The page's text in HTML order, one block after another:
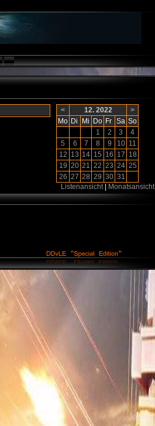
>
< 12. 2022
>
Mo Di Mi Do Fr Sa So
1
2 3
4
5
6 7 8 9 10 11
12 13 14 15 16 17 18
19 20 21 22 23 24 25
26 27 28 29 30 31
Listenansicht| Monatsansicht